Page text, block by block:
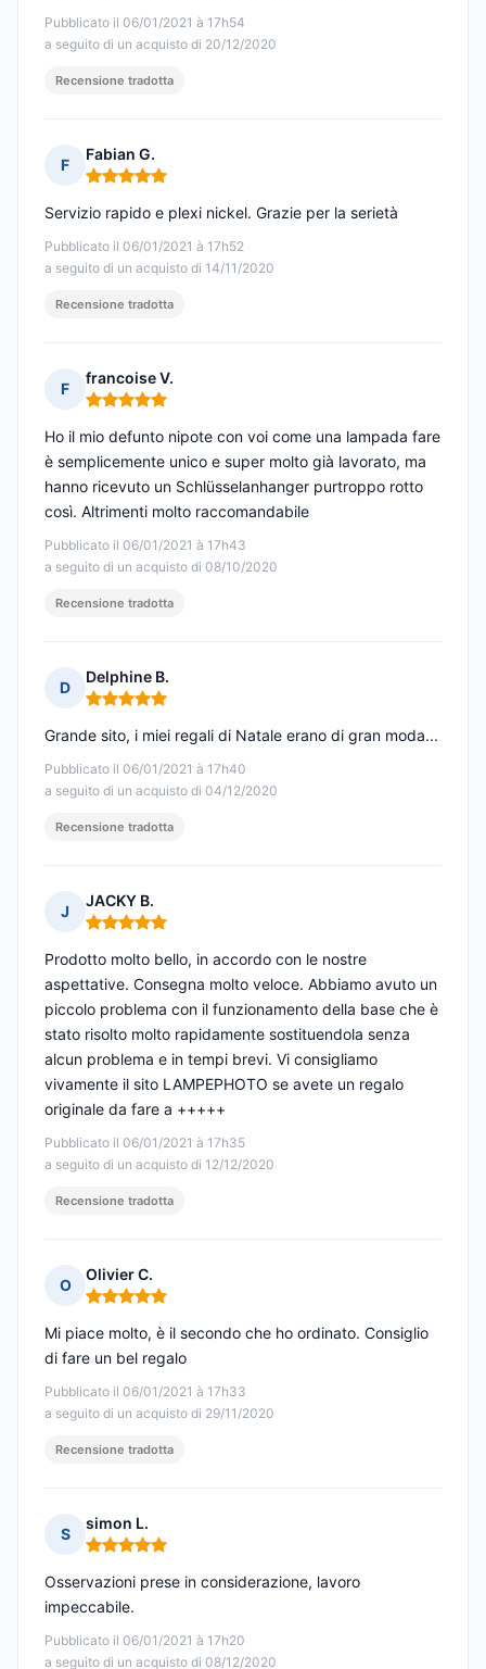
Pubblicato il 06/01/2021 à 17h54
a seguito di un acquisto di 20/12/2020
Recensione tradotta
F
Fabian G.
Nota: 5 su 5
Pubblicato il 06/01/2021 à 17h52
a seguito di un acquisto di 14/11/2020
Servizio rapido e plexi nickel. Grazie per la serietà
Recensione tradotta
F
francoise V.
Nota: 5 su 5
Pubblicato il 06/01/2021 à 17h43
a seguito di un acquisto di 08/10/2020
Ho il mio defunto nipote con voi come una lampada fare
è semplicemente unico e super molto già lavorato, ma
hanno ricevuto un Schlüsselanhanger purtroppo rotto
così. Altrimenti molto raccomandabile
Recensione tradotta
D
Delphine B.
Nota: 5 su 5
Pubblicato il 06/01/2021 à 17h40
a seguito di un acquisto di 04/12/2020
Grande sito, i miei regali di Natale erano di gran moda...
Recensione tradotta
J
JACKY B.
Nota: 5 su 5
Pubblicato il 06/01/2021 à 17h35
a seguito di un acquisto di 12/12/2020
Prodotto molto bello, in accordo con le nostre
aspettative. Consegna molto veloce. Abbiamo avuto un
piccolo problema con il funzionamento della base che è
stato risolto molto rapidamente sostituendola senza
alcun problema e in tempi brevi. Vi consigliamo
vivamente il sito LAMPEPHOTO se avete un regalo
originale da fare a +++++
Recensione tradotta
O
Olivier C.
Nota: 5 su 5
Pubblicato il 06/01/2021 à 17h33
a seguito di un acquisto di 29/11/2020
Mi piace molto, è il secondo che ho ordinato. Consiglio
di fare un bel regalo
Recensione tradotta
S
simon L.
Nota: 5 su 5
Pubblicato il 06/01/2021 à 17h20
a seguito di un acquisto di 08/12/2020
Osservazioni prese in considerazione, lavoro
impeccabile.